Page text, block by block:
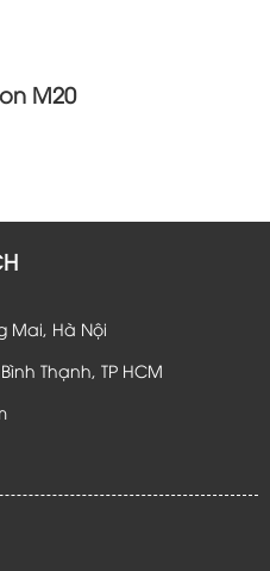
M20
Mai, Hà Nội
Thạnh, TP HCM